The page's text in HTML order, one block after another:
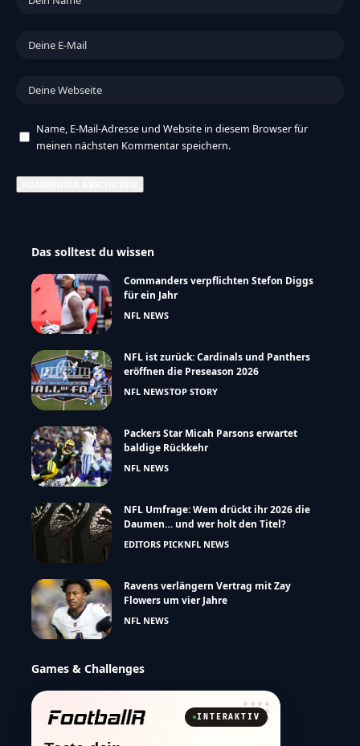
Name, E-Mail-Adresse und Website in diesem Browser für
meinen nächsten Kommentar speichern.
Das solltest du wissen
Commanders verpflichten Stefon Diggs
für ein Jahr
NFL NEWS
NFL ist zurück: Cardinals und Panthers
eröffnen die Preseason 2026
NFL NEWSTOP STORY
Packers Star Micah Parsons erwartet
baldige Rückkehr
NFL NEWS
NFL Umfrage: Wem drückt ihr 2026 die
Daumen… und wer holt den Titel?
EDITORS PICKNFL NEWS
Ravens verlängern Vertrag mit Zay
Flowers um vier Jahre
NFL NEWS
Games & Challenges
INTERAKTIV